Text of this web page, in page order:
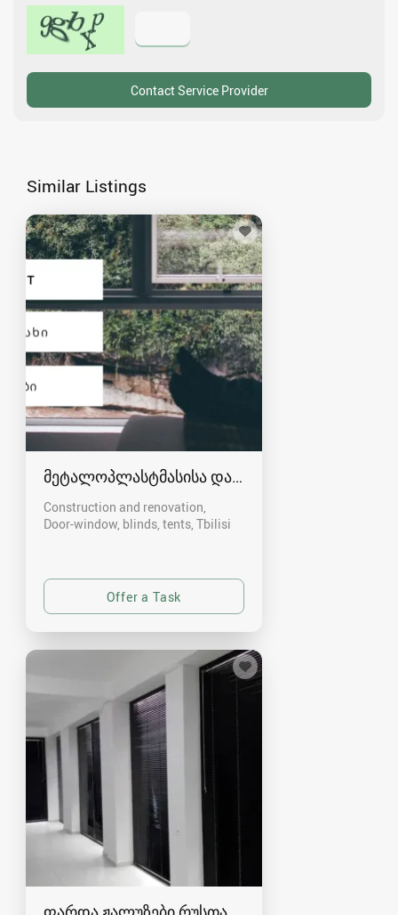
Similar Listings
მეტალოპლასტმასისა და ალუმინის კარ-
Construction and renovation,
Door-window, blinds, tents Tbilisi